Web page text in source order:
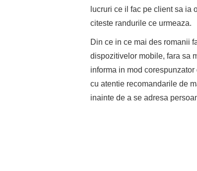
lucruri ce il fac pe client sa ia
citeste randurile ce urmeaza.
Din ce in ce mai des romanii
dispozitivelor mobile, fara sa
informa in mod
cu atentie recomandarile de
inainte de a se adresa